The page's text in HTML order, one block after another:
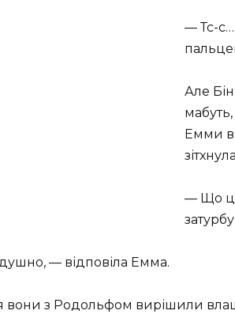
— Тс-
Але
Емми
— Що
— відповіла Емма.
вони з Родольфом вирішили